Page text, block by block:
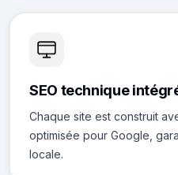
SEO technique
Chaque site est construit
optimisée pour Google,
locale.